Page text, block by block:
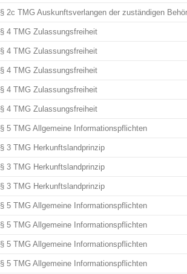
§ 2c TMG Auskunftsverlangen der zuständigen
§ 4 TMG Zulassungsfreiheit
§ 4 TMG Zulassungsfreiheit
§ 4 TMG Zulassungsfreiheit
§ 4 TMG Zulassungsfreiheit
§ 4 TMG Zulassungsfreiheit
§ 5 TMG Allgemeine Informationspflichten
§ 3 TMG Herkunftslandprinzip
§ 3 TMG Herkunftslandprinzip
§ 3 TMG Herkunftslandprinzip
§ 5 TMG Allgemeine Informationspflichten
§ 5 TMG Allgemeine Informationspflichten
§ 5 TMG Allgemeine Informationspflichten
§ 5 TMG Allgemeine Informationspflichten